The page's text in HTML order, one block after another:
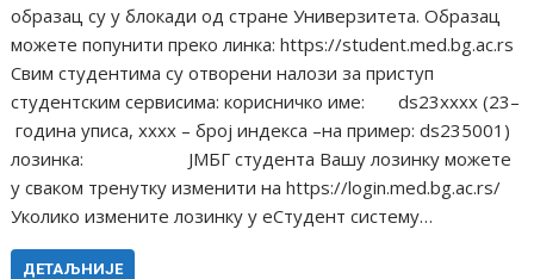
образац су у блокади од стране Универзитета. Образац
можете попунити преко линка: https://student.med.bg.ac.rs
Свим студентима су отворени налози за приступ
студентским сервисима: корисничко име: ds23xххх (23–
година уписа, хххх – број индекса –на пример: ds235001)
лозинка: ЈМБГ студента Вашу лозинку можете
у сваком тренутку изменити на https://login.med.bg.ac.rs/
Уколико измените лозинку у еСтудент систему…
ДЕТАЉНИЈЕ